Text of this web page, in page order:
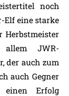
noch
Elf eine starke
Herbstmeister
allem JWR-
der auch zum
auch Gegner
Erfolg